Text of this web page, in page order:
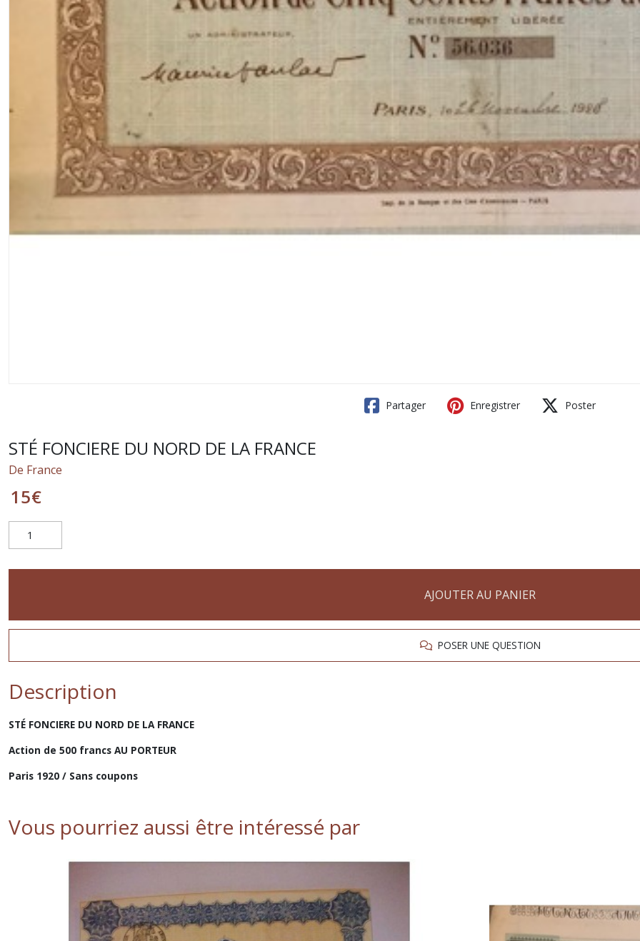
Partager Enregistrer Poster
STÉ FONCIERE DU NORD DE LA FRANCE
De France
15€
AJOUTER AU PANIER
POSER UNE QUESTION
Description
STÉ FONCIERE DU NORD DE LA FRANCE
Action de 500 francs AU PORTEUR
Paris 1920 / Sans coupons
Vous pourriez aussi être intéressé par